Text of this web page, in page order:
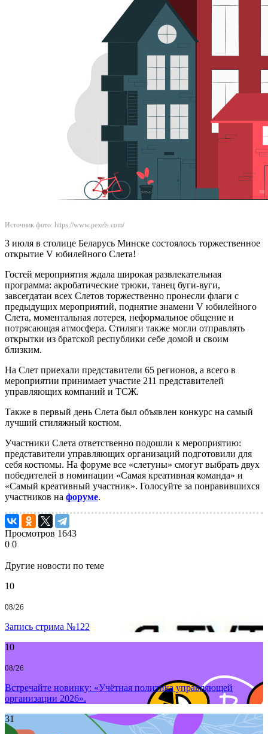
Источник фото: https://www.pexels.com/
З июля в столице Беларусь Минске состоялось торжественное
открытие V юбилейного Слета!
Гостей мероприятия ждала широкая развлекательная
программа: акробатические трюки, танец буги-вуги,
завсегдатаи всех Слетов торжественно пронесли флаги с
предыдущих мероприятий, поднятие знамени V юбилейного
Слета, моментальная лотерея, неформальное общение и
потрясающая атмосфера. Стиляги также могли отправлять
открытки из братской республики себе домой и своим
близким.
На Слет приехали представители 65 регионов, а всего в
мероприятии принимает участие 211 представителей
управляющих компаний и ТСЖ.
Также в первый день Слета был объявлен конкурс на самый
лучший стиляжный костюм.
Участники Слета ответственно подошли к мероприятию:
представители управляющих организаций подготовили для
себя костюмы. На форуме все «слетуны» смогут выбрать двух
победителей в номинации «Самая креативная команда» и
«Самый креативный участник». Голосуйте за понравившихся
участников на форуме.
Просмотров 1643
0 0
Другие новости по теме
10
08/26
Запись стрима №122
10
08/26
Встречайте новинку: «Учётная политика управляющей
организации 2026».
31